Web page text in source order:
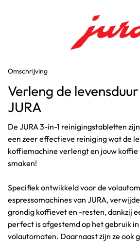
Omschrijving
Verleng de
JURA
De JURA 3-in-1 reinigingstabletten
een zeer effectieve reiniging wat de
koffiemachine verlengt en jouw
smaken!
Specifiek ontwikkeld voor de
espressomachines van JURA,
grondig koffievet en -resten, dankzij
perfect is afgestemd op het gebruik in
volautomaten. Daarnaast zijn ze ook